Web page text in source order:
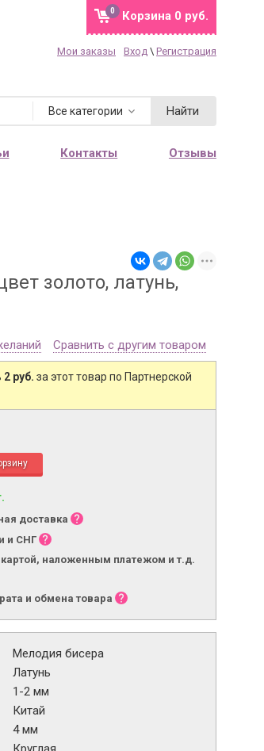
Корзина 0 руб.
0
Мои заказы Вход \ Регистрация
Все категории Найти
Контакты Отзывы
золото, латунь,
Сравнить с другим товаром
2 руб. за этот товар по Партнерской
доставка
и СНГ
картой, наложенным платежом и т.д.
и обмена товара
Мелодия бисера
Латунь
1-2 мм
Китай
4 мм